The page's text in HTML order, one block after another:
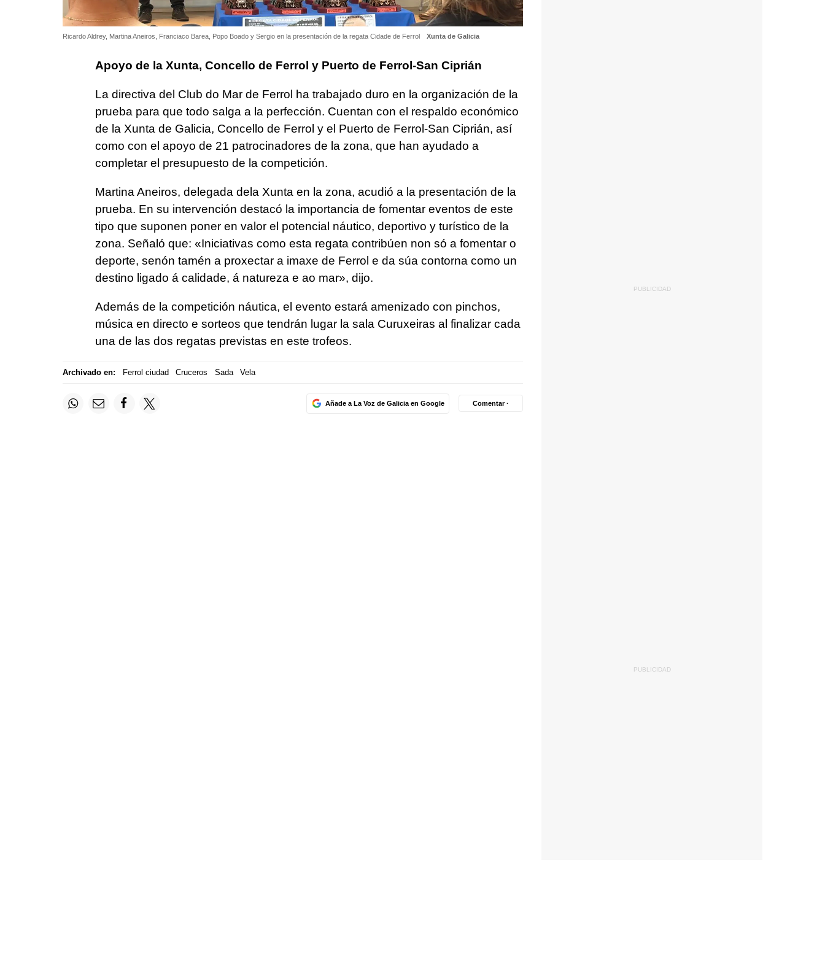
Ricardo Aldrey, Martina Aneiros, Franciaco Barea, Popo Boado y Sergio en la presentación de la regata Cidade de Ferrol Xunta de Galicia
Apoyo de la Xunta, Concello de Ferrol y Puerto de Ferrol-San Ciprián
La directiva del Club do Mar de Ferrol ha trabajado duro en la organización de la
prueba para que todo salga a la perfección. Cuentan con el respaldo económico
de la Xunta de Galicia, Concello de Ferrol y el Puerto de Ferrol-San Ciprián, así
como con el apoyo de 21 patrocinadores de la zona, que han ayudado a
completar el presupuesto de la competición.
Martina Aneiros, delegada dela Xunta en la zona, acudió a la presentación de la
prueba. En su intervención destacó la importancia de fomentar eventos de este
tipo que suponen poner en valor el potencial náutico, deportivo y turístico de la
zona. Señaló que: «Iniciativas como esta regata contribúen non só a fomentar o
deporte, senón tamén a proxectar a imaxe de Ferrol e da súa contorna como un
destino ligado á calidade, á natureza e ao mar», dijo.
Además de la competición náutica, el evento estará amenizado con pinchos,
música en directo e sorteos que tendrán lugar la sala Curuxeiras al finalizar cada
una de las dos regatas previstas en este trofeos.
Archivado en: Ferrol ciudad Cruceros Sada Vela
Añade a La Voz de Galicia en Google Comentar ·